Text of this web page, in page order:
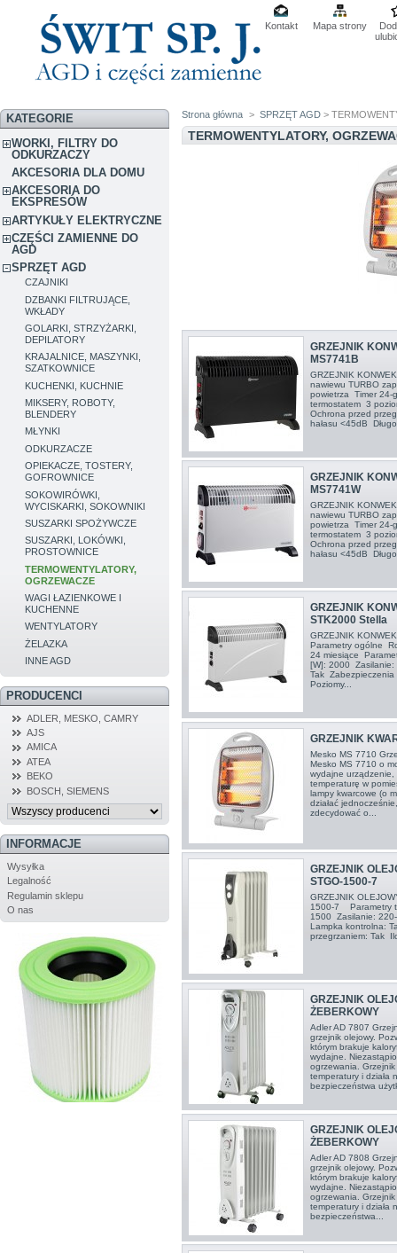
Kontakt Mapa strony
KATEGORIE
WORKI, FILTRY DO
ODKURZACZY
AKCESORIA DLA DOMU
AKCESORIA DO
EKSPRESÓW
ARTYKUŁY ELEKTRYCZNE
CZĘŚCI ZAMIENNE DO
AGD
SPRZĘT AGD
CZAJNIKI
DZBANKI FILTRUJĄCE,
WKŁADY
GOLARKI, STRZYŻARKI,
DEPILATORY
KRAJALNICE, MASZYNKI,
SZATKOWNICE
KUCHENKI, KUCHNIE
MIKSERY, ROBOTY,
BLENDERY
MŁYNKI
ODKURZACZE
OPIEKACZE, TOSTERY,
GOFROWNICE
SOKOWIRÓWKI,
WYCISKARKI, SOKOWNIKI
SUSZARKI SPOŻYWCZE
SUSZARKI, LOKÓWKI,
PROSTOWNICE
TERMOWENTYLATORY,
OGRZEWACZE
WAGI ŁAZIENKOWE I
KUCHENNE
WENTYLATORY
ŻELAZKA
INNE AGD
PRODUCENCI
ADLER, MESKO, CAMRY
AJS
AMICA
ATEA
BEKO
BOSCH, SIEMENS
INFORMACJE
Wysyłka
Legalność
Regulamin sklepu
O nas
Strona główna > SPRZĘT AGD >
TERMOWENTYLATORY,
GRZEJNIK
MS7741B
GRZEJNIK
nawiewu TURBO
powietrza Timer 24-
termostatem 3
Ochrona przed
hałasu <45dB
GRZEJNIK
MS7741W
GRZEJNIK
nawiewu TURBO
powietrza Timer 24-
termostatem 3
Ochrona przed
hałasu <45dB
GRZEJNIK
STK2000 Stella
GRZEJNIK
Parametry ogólne
24 miesiące
[W]: 2000 Zasilanie:
Tak Zabezpieczenia
Poziomy...
GRZEJNIK
Mesko MS 7710
Mesko MS 7710 o
wydajne urządzenie,
temperaturę w
lampy kwarcowe (o
działać
zdecydować o...
GRZEJNIK
STGO-1500-7
GRZEJNIK
1500-7 Parametry
1500 Zasilanie:
Lampka kontrolna:
przegrzaniem: Tak
GRZEJNIK
ŻEBERKOWY
Adler AD 7807
grzejnik olejowy.
którym brakuje
wydajne.
ogrzewania.
temperatury i działa
bezpieczeństwa
GRZEJNIK
ŻEBERKOWY
Adler AD 7808
grzejnik olejowy.
którym brakuje
wydajne.
ogrzewania.
temperatury i działa
bezpieczeństwa...